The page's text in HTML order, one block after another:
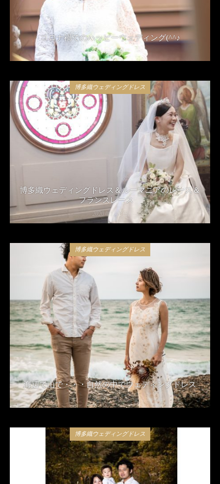
コロナ禍でのハッピーウェディング(^^♪
2021年4月24日
博多織ウェディングドレス
博多織ウェディングドレス＆ルーマニアのレース＆
フランスレース
2020年5月8日
博多織ウェディングドレス
海辺で山で・・・自然の中でウェディングドレス
2020年2月13日
博多織ウェディングドレス